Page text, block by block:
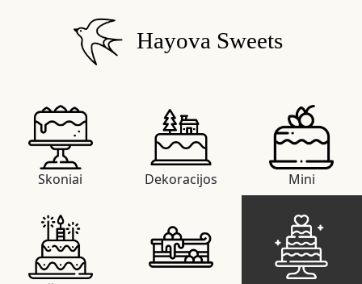
Hayova Sweets
Skoniai Dekoracijos Mini